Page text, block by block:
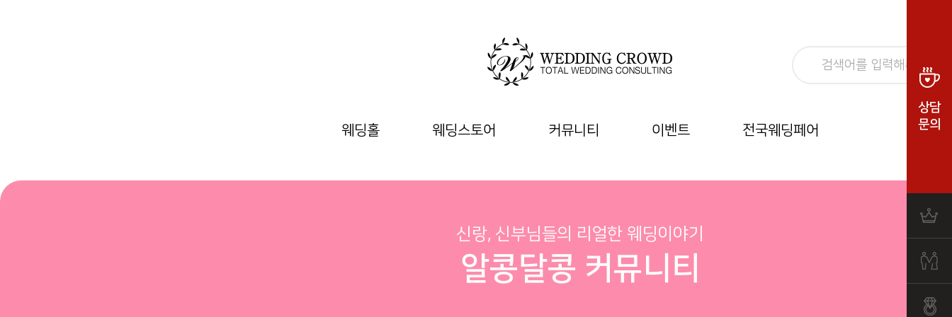
웨딩홀 웨딩스토어 커뮤니티 이벤트 전국웨딩페어
신랑, 신부님들의 리얼한 웨딩이야기
알콩달콩 커뮤니티
상담
문의